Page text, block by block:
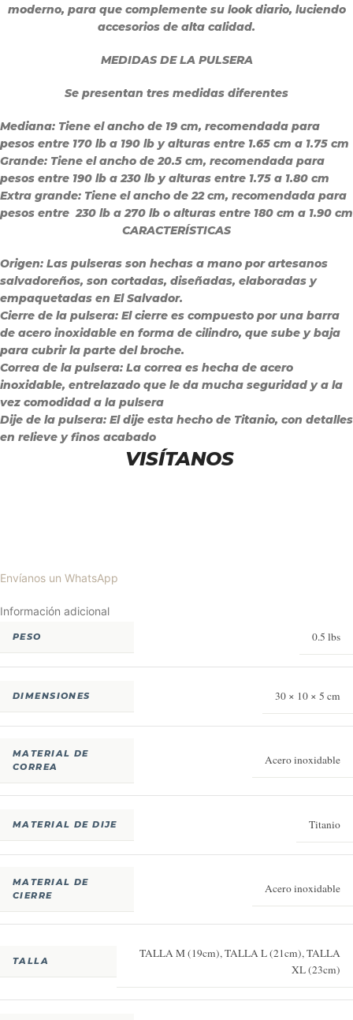
moderno, para que complemente su look diario, luciendo
accesorios de alta calidad.
MEDIDAS DE LA PULSERA
Se presentan tres medidas diferentes
Mediana: Tiene el ancho de 19 cm, recomendada para
pesos entre 170 lb a 190 lb y alturas entre 1.65 cm a 1.75 cm
Grande: Tiene el ancho de 20.5 cm, recomendada para
pesos entre 190 lb a 230 lb y alturas entre 1.75 a 1.80 cm
Extra grande: Tiene el ancho de 22 cm, recomendada para
pesos entre 230 lb a 270 lb o alturas entre 180 cm a 1.90 cm
CARACTERÍSTICAS
Origen: Las pulseras son hechas a mano por artesanos
salvadoreños, son cortadas, diseñadas, elaboradas y
empaquetadas en El Salvador.
Cierre de la pulsera: El cierre es compuesto por una barra
de acero inoxidable en forma de cilindro, que sube y baja
para cubrir la parte del broche.
Correa de la pulsera: La correa es hecha de acero
inoxidable, entrelazado que le da mucha seguridad y a la
vez comodidad a la pulsera
Dije de la pulsera: El dije esta hecho de Titanio, con detalles
en relieve y finos acabado
VISÍTANOS
Envíanos un WhatsApp
Información adicional
PESO 0.5 lbs
DIMENSIONES 30 × 10 × 5 cm
MATERIAL DE
CORREA
Acero inoxidable
MATERIAL DE DIJE Titanio
MATERIAL DE
CIERRE
Acero inoxidable
TALLA
TALLA M (19cm),TALLA L (21cm),TALLA
XL (23cm)